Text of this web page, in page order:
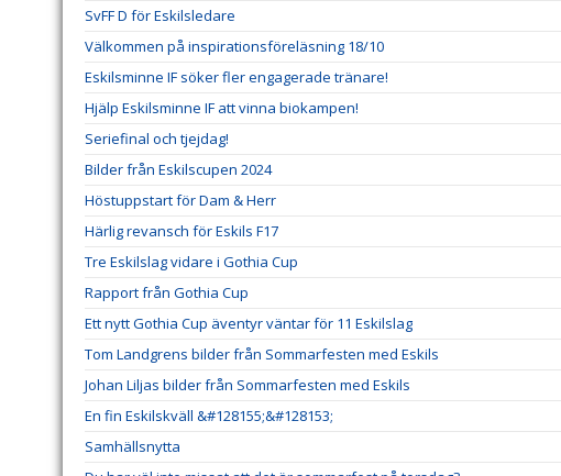
SvFF D för Eskilsledare
Välkommen på inspirationsföreläsning 18/10
Eskilsminne IF söker fler engagerade tränare!
Hjälp Eskilsminne IF att vinna biokampen!
Seriefinal och tjejdag!
Bilder från Eskilscupen 2024
Höstuppstart för Dam & Herr
Härlig revansch för Eskils F17
Tre Eskilslag vidare i Gothia Cup
Rapport från Gothia Cup
Ett nytt Gothia Cup äventyr väntar för 11 Eskilslag
Tom Landgrens bilder från Sommarfesten med Eskils
Johan Liljas bilder från Sommarfesten med Eskils
En fin Eskilskväll &#128155;&#128153;
Samhällsnytta